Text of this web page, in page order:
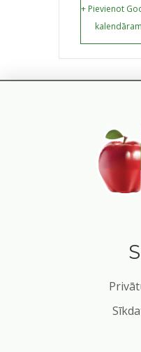
+ Pievienot
kalendāram